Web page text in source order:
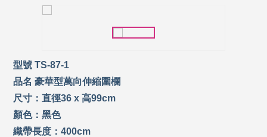
型號 TS-87-1
品名 豪華型萬向伸縮圍欄
尺寸：直徑36 x 高99cm
顏色：黑色
織帶長度：400cm